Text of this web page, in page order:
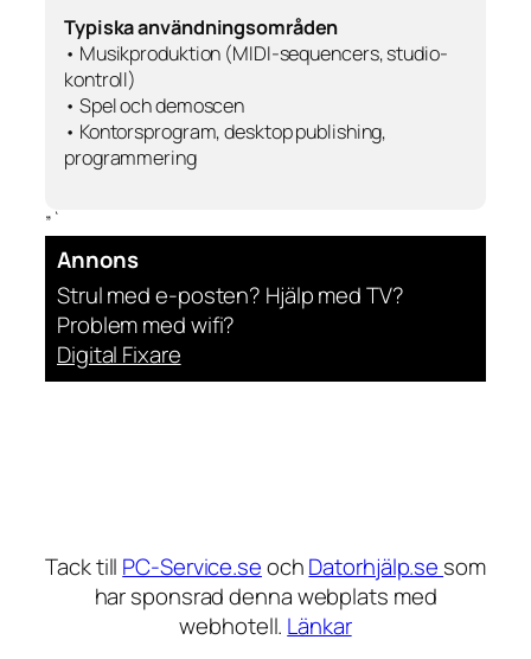
Typiska användningsområden
• Musikproduktion (MIDI-sequencers, studio-
kontroll)
• Spel och demoscen
• Kontorsprogram, desktop publishing,
programmering
”`
Annons
Strul med e-posten? Hjälp med TV?
Problem med wifi?
Digital Fixare
Tack till PC-Service.seochDatorhjälp.se som
har sponsrad denna webplats med
webhotell. Länkar